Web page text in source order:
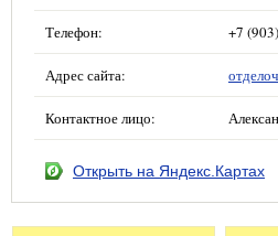
Телефон: +7
Адрес сайта:
Контактное лицо:
Открыть на Яндекс.Картах